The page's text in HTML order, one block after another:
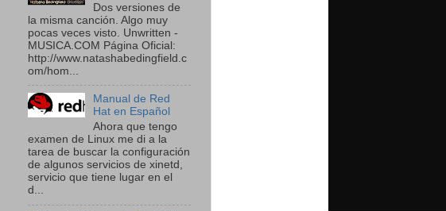
Dos versiones de
la misma canción. Algo muy
pocas veces visto. Unwritten -
MUSICA.COM Página Oficial:
http://www.natashabedingfield.c
om/hom...
Manual de Red
Hat en Español
Ahora que tengo
examen de Linux me di a la
tarea de buscar la configuración
de algunos servicios de xinetd,
servicio que tiene lugar en el
d...